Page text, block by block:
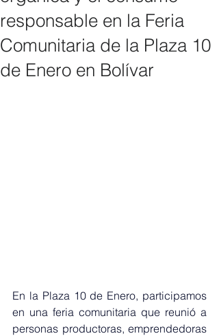
responsable en la Feria
Comunitaria de la Plaza 10
de Enero en Bolívar
En la Plaza 10 de Enero, participamos
en una feria comunitaria que reunió a
personas productoras, emprendedoras